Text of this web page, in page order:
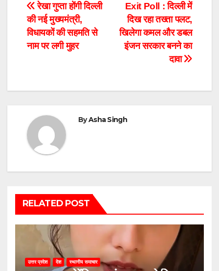
Exit Poll : दिल्ली में
दिख रहा तख्ता पलट,
खिलेगा कमल और डबल
इंजन सरकार बनने का
दावा
रेखा गुप्ता होंगी दिल्ली
की नई मुख्यमंत्री,
विधायकों की सहमति से
नाम पर लगी मुहर
ByAsha Singh
RELATED POST
उत्तर प्रदेश देश स्थानीय समाचार